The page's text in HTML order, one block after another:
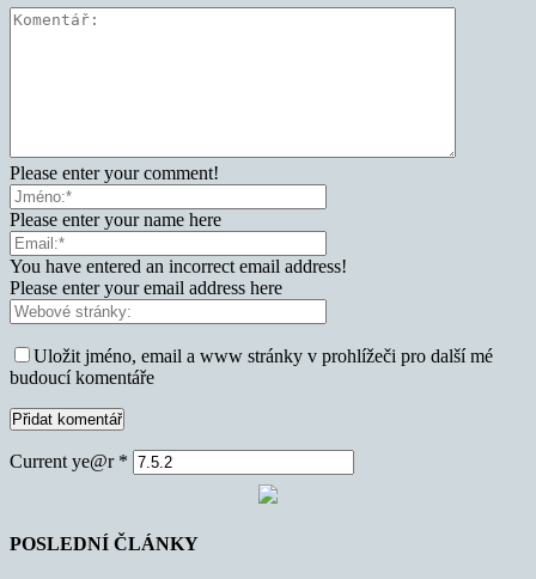
Please enter your comment!
Please enter your name here
You have entered an incorrect email address!
Please enter your email address here
Uložit jméno, email a www stránky v prohlížeči pro další mé
budoucí komentáře
Current ye@r *
POSLEDNÍ ČLÁNKY